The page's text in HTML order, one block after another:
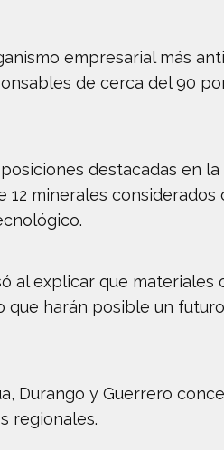
empresarial más
de cerca del 90
destacadas en
minerales considerados
al explicar que materiales
que harán posible un
Durango y Guerrero
regionales.